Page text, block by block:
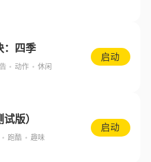
：四季
动作 休闲
启动
版）
跑酷 趣味
启动